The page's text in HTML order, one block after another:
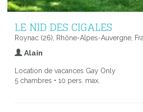
LE NID DES CIGALES
Roynac (26), Rhône-Alpes-Auvergne,
Alain
Location de vacances Gay Only
5 chambres • 10 pers. max.